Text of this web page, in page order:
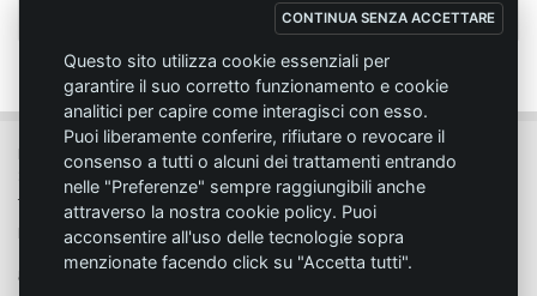
CONTINUA SENZA ACCETTARE
Questo sito utilizza cookie essenziali per
garantire il suo corretto funzionamento e cookie
analitici per capire come interagisci con esso.
Puoi liberamente conferire, rifiutare o revocare il
consenso a tutti o alcuni dei trattamenti entrando
nelle "Preferenze" sempre raggiungibili anche
attraverso la nostra cookie policy. Puoi
acconsentire all'uso delle tecnologie sopra
menzionate facendo click su "Accetta tutti".
MC SPORT MARKET LODI - Via del Lavoro, 14 - 26817 SAN MARTINO IN
STRADA (LO)
Tel. 0371.432774 - Fax 0371.432775 - Email:info@emmecisport.com
P.IVA 06749350150 - Iscriz. Trib. Lodi n° 4287 - C.C.I.A.A. n° 1122943